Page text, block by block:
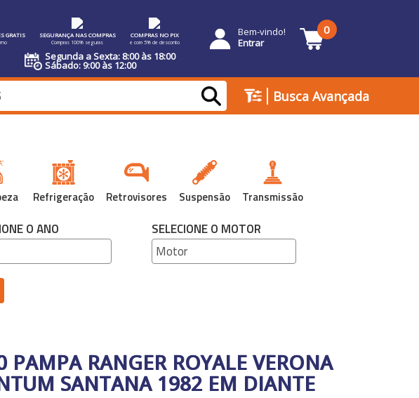
GRATIS SEGURANÇA NAS COMPRAS
Compras 100% seguras
COMPRAS NO PIX
e com 5% de desconto
Segunda a Sexta: 8:00 às 18:00
Sábado: 9:00 às 12:00
Bem-vindo!
Entrar
0
| Busca Avançada
Refrigeração Retrovisores Suspensão Transmissão
O ANO SELECIONE O MOTOR
PAMPA RANGER ROYALE VERONA
SANTANA 1982 EM DIANTE